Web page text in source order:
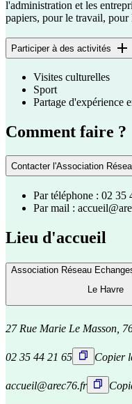
l'administration et les
papiers, pour le travail, pour
Participer à des activités
Visites culturelles
Sport
Partage d'expérience
Comment faire ?
Contacter l'Association
Par téléphone : 02 35
Par mail :
Lieu d'accueil
Association Réseau
Le Havre
27 Rue Marie Le Masson,
02 35 44 21 65 Copier
accueil@arec76.fr